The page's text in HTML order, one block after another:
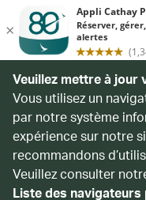
Veuillez mettre à jour
Vous utilisez un
par notre système
expérience sur notre
recommandons
Veuillez consulter
Liste des navigateurs